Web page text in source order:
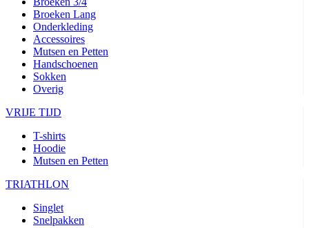
Broeken Lang
Onderkleding
Accessoires
Mutsen en Petten
Handschoenen
Sokken
Overig
VRIJE TIJD
T-shirts
Hoodie
Mutsen en Petten
TRIATHLON
Singlet
Snelpakken